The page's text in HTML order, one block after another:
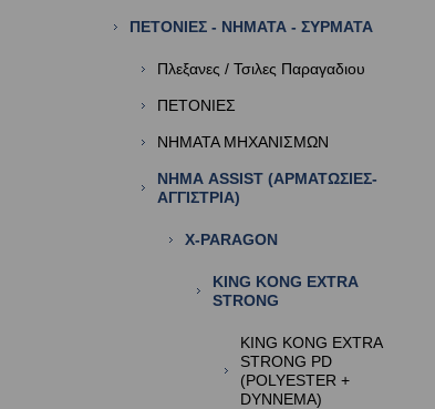
ΠΕΤΟΝΙΕΣ - ΝΗΜΑΤΑ - ΣΥΡΜΑΤΑ
Πλεξανες / Τσιλες Παραγαδιου
ΠΕΤΟΝΙΕΣ
ΝΗΜΑΤΑ ΜΗΧΑΝΙΣΜΩΝ
ΝΗΜΑ ASSIST (ΑΡΜΑΤΩΣΙΕΣ-
ΑΓΓΙΣΤΡΙΑ)
X-PARAGON
KING KONG EXTRA
STRONG
KING KONG EXTRA
STRONG PD
(POLYESTER +
DYNNEMA)